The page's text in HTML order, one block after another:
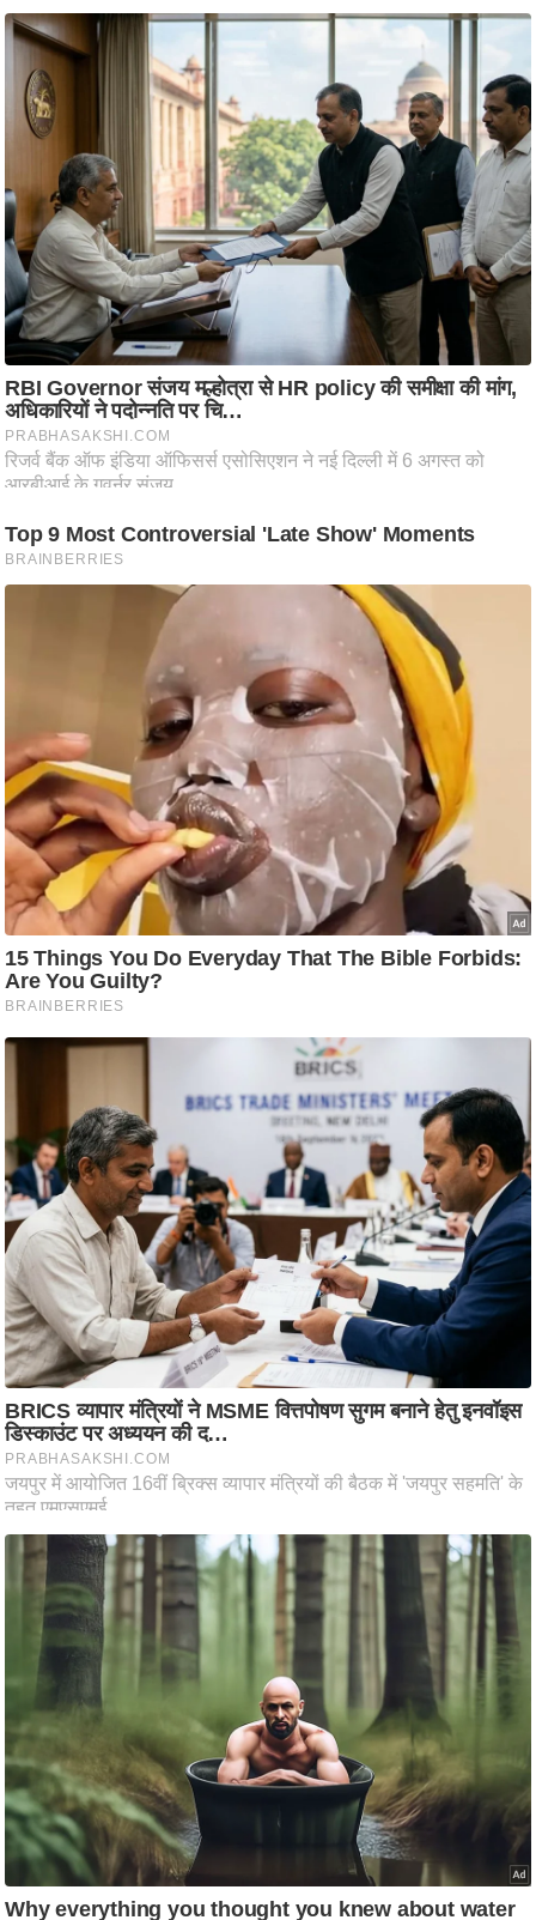
न
शि
प
रा
नी
ति
वि
श्ले
ष
ण
स
म
सा
म
क
मा
भ
ए
म
.
आ
र
.
आ
ई
.
र
स
मी
क्षा
ध
र्म
ज्यो
ति
ष
प्र
भु
हि
मा
ध
स्थ
ल
व्र
त
त्यो
र